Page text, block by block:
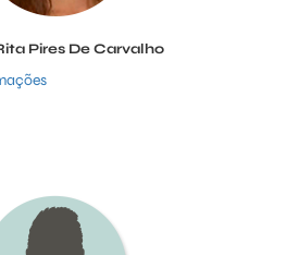
Pires De Carvalho